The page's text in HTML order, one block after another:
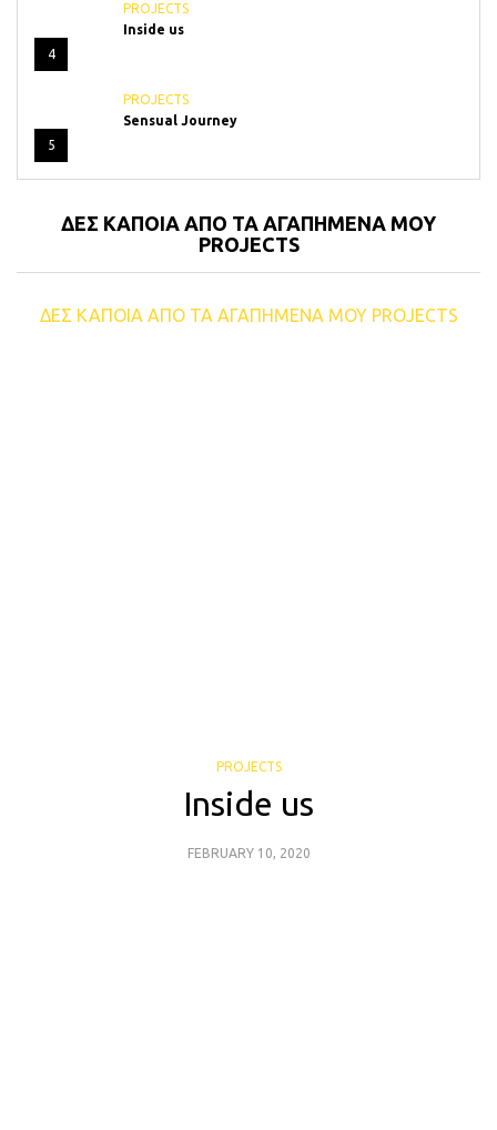
4
PROJECTS
Inside us
5
PROJECTS
Sensual Journey
ΔΕΣ ΚΑΠΟΙΑ ΑΠΟ ΤΑ ΑΓΑΠΗΜΕΝΑ ΜΟΥ
PROJECTS
ΔΕΣ ΚΑΠΟΙΑ ΑΠΟ ΤΑ ΑΓΑΠΗΜΕΝΑ ΜΟΥ PROJECTS
PROJECTS
Inside us
FEBRUARY 10, 2020